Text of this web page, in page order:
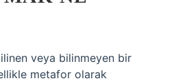
veya bilinmeyen bir
metafor olarak